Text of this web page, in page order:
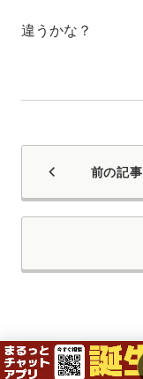
違うかな？
前の記事
関連記事